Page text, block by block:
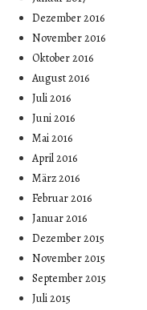
Dezember 2016
November 2016
Oktober 2016
August 2016
Juli 2016
Juni 2016
Mai 2016
April 2016
März 2016
Februar 2016
Januar 2016
Dezember 2015
November 2015
September 2015
Juli 2015